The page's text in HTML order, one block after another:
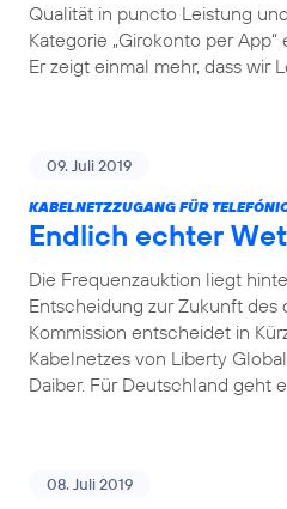
Qualität in puncto Leistung
Kategorie „Girokonto per
Er zeigt einmal mehr, dass wir
09. Juli 2019
KABELNETZZUGANG FÜR
Endlich echter
Die Frequenzauktion liegt
Entscheidung zur Zukunft des
Kommission entscheidet in
Kabelnetzes von Liberty
Daiber. Für Deutschland geht
08. Juli 2019